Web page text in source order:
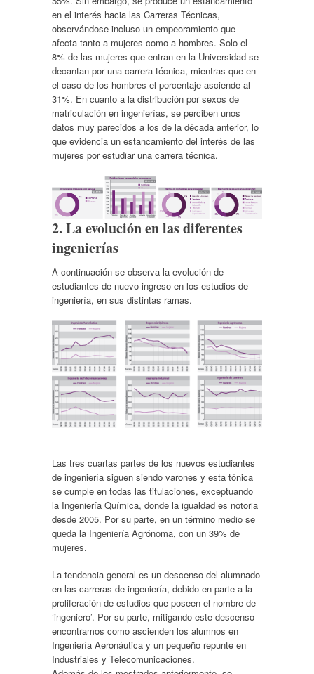
en el interés hacia las Carreras Técnicas,
observándose incluso un empeoramiento que
afecta tanto a mujeres como a hombres. Solo el
8% de las mujeres que entran en la Universidad se
decantan por una carrera técnica, mientras que en
el caso de los hombres el porcentaje asciende al
31%. En cuanto a la distribución por sexos de
matriculación en ingenierías, se perciben unos
datos muy parecidos a los de la década anterior, lo
que evidencia un estancamiento del interés de las
mujeres por estudiar una carrera técnica.
2. La evolución en las diferentes
ingenierías
A continuación se observa la evolución de
estudiantes de nuevo ingreso en los estudios de
ingeniería, en sus distintas ramas.
Las tres cuartas partes de los nuevos estudiantes
de ingeniería siguen siendo varones y esta tónica
se cumple en todas las titulaciones, exceptuando
la Ingeniería Química, donde la igualdad es notoria
desde 2005. Por su parte, en un término medio se
queda la Ingeniería Agrónoma, con un 39% de
mujeres.
La tendencia general es un descenso del alumnado
en las carreras de ingeniería, debido en parte a la
proliferación de estudios que poseen el nombre de
‘ingeniero’. Por su parte, mitigando este descenso
encontramos como ascienden los alumnos en
Ingeniería Aeronáutica y un pequeño repunte en
Industriales y Telecomunicaciones.